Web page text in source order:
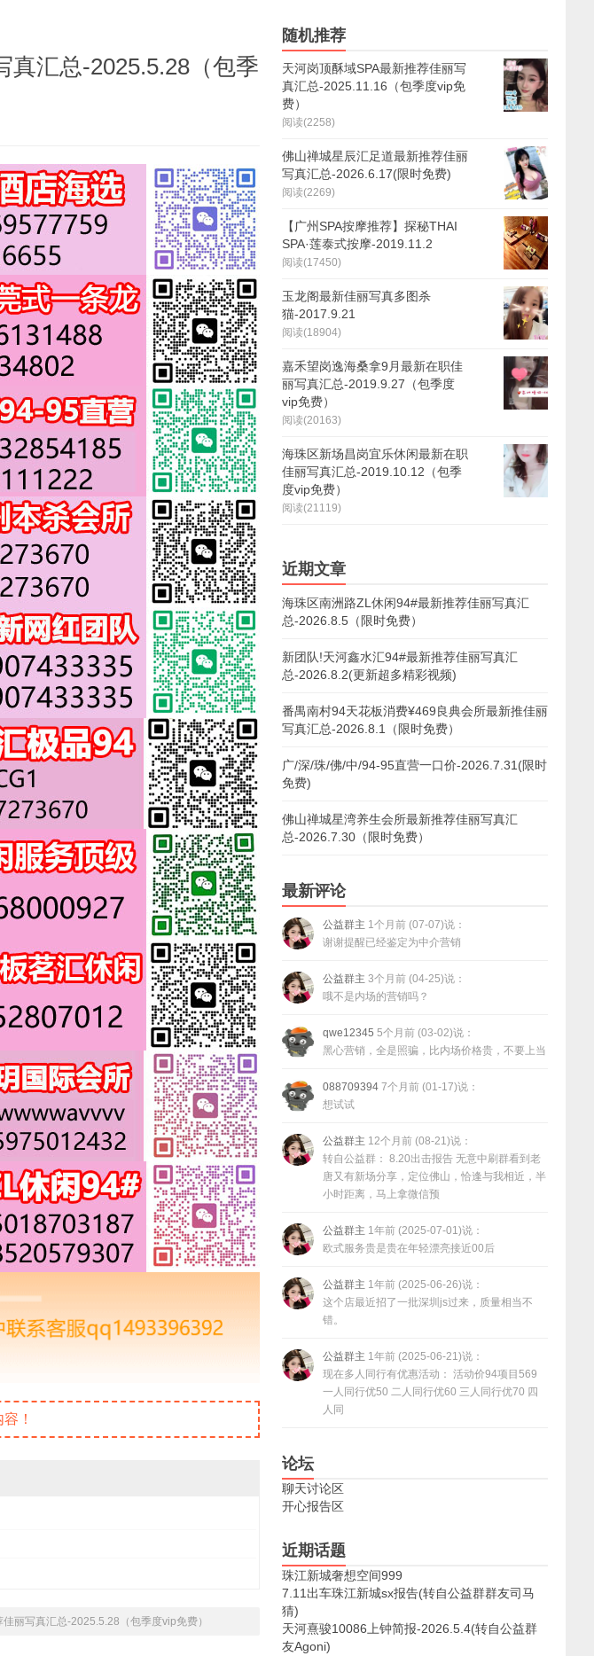
真汇总-2025.5.28（包季
！
丽写真汇总-2025.5.28（包季度vip免费）
随机推荐
天河岗顶酥域SPA最新推荐佳丽写
真汇总-2025.11.16（包季度vip免
费）
阅读(2258)
佛山禅城星辰汇足道最新推荐佳丽
写真汇总-2026.6.17(限时免费)
阅读(2269)
【广州SPA按摩推荐】探秘THAI
SPA·莲泰式按摩-2019.11.2
阅读(17450)
玉龙阁最新佳丽写真多图杀
猫-2017.9.21
阅读(18904)
嘉禾望岗逸海桑拿9月最新在职佳
丽写真汇总-2019.9.27（包季度
vip免费）
阅读(20163)
海珠区新场昌岗宜乐休闲最新在职
佳丽写真汇总-2019.10.12（包季
度vip免费）
阅读(21119)
近期文章
海珠区南洲路ZL休闲94#最新推荐佳丽写真汇
总-2026.8.5（限时免费）
新团队!天河鑫水汇94#最新推荐佳丽写真汇
总-2026.8.2(更新超多精彩视频)
番禺南村94天花板消费¥469良典会所最新推佳丽
写真汇总-2026.8.1（限时免费）
广/深/珠/佛/中/94-95直营一口价-2026.7.31(限时
免费)
佛山禅城星湾养生会所最新推荐佳丽写真汇
总-2026.7.30（限时免费）
最新评论
公益群主 1个月前 (07-07)说：
谢谢提醒已经鉴定为中介营销
公益群主 3个月前 (04-25)说：
哦不是内场的营销吗？
qwe12345 5个月前 (03-02)说：
黑心营销，全是照骗，比内场价格贵，不要上当
088709394 7个月前 (01-17)说：
想试试
公益群主 12个月前 (08-21)说：
转自公益群： 8.20出击报告 无意中刷群看到老
唐又有新场分享，定位佛山，恰逢与我相近，半
小时距离，马上拿微信预
公益群主 1年前 (2025-07-01)说：
欧式服务贵是贵在年轻漂亮接近00后
公益群主 1年前 (2025-06-26)说：
这个店最近招了一批深圳js过来，质量相当不
错。
公益群主 1年前 (2025-06-21)说：
现在多人同行有优惠活动： 活动价94项目569
一人同行优50 二人同行优60 三人同行优70 四
人同
论坛
聊天讨论区
开心报告区
近期话题
珠江新城奢想空间999
7.11出车珠江新城sx报告(转自公益群群友司马
猜)
天河熹骏10086上钟简报-2026.5.4(转自公益群
友Agoni)